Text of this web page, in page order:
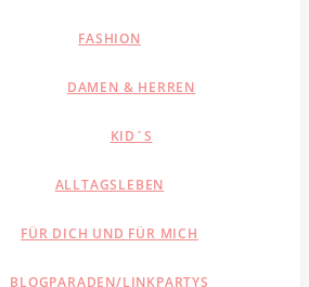
FASHION
DAMEN & HERREN
KID´S
ALLTAGSLEBEN
FÜR DICH UND FÜR MICH
BLOGPARADEN/LINKPARTYS